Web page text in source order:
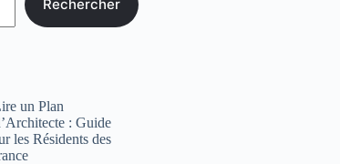
Rechercher
un Plan
: Guide
les Résidents des